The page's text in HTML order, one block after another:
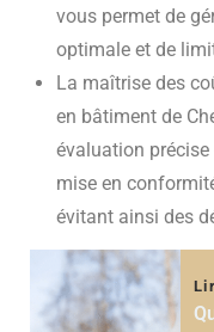
vous permet de
optimale et de
La maîtrise des
en bâtiment de
évaluation
mise en
évitant ainsi des